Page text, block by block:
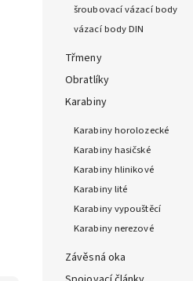
šroubovací vázací body
vázací body DIN
Třmeny
Obratlíky
Karabiny
Karabiny horolozecké
Karabiny hasičské
Karabiny hlinikové
Karabiny lité
Karabiny vypouštěcí
Karabiny nerezové
Závěsná oka